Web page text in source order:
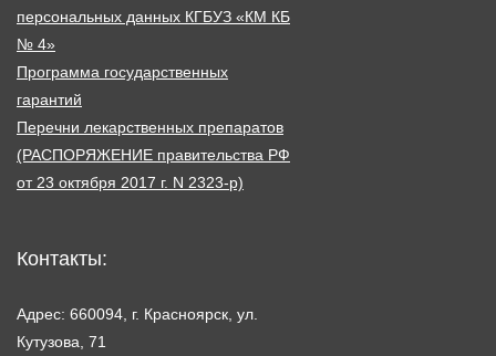
персональных данных КГБУЗ «КМ КБ
№ 4»
Программа государственных
гарантий
Перечни лекарственных препаратов
(РАСПОРЯЖЕНИЕ правительства РФ
от 23 октября 2017 г. N 2323-р)
Контакты:
Адрес: 660094, г. Красноярск, ул.
Кутузова, 71